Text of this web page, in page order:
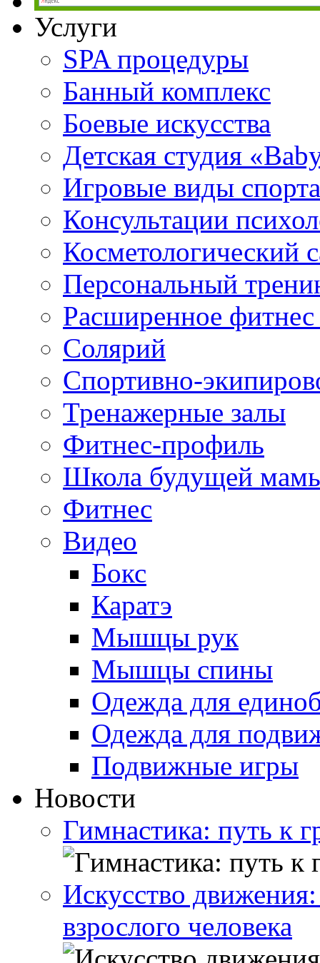
Услуги
SPA процедуры
Банный комплекс
Боевые искусства
Детская студия
Игровые виды спорта
Консультации
Косметологический
Персональный
Расширенное фитнес
Солярий
Спортивно-
Тренажерные залы
Фитнес-профиль
Школа будущей
Фитнес
Видео
Бокс
Каратэ
Мышцы рук
Мышцы спины
Одежда для
Одежда для
Подвижные игры
Новости
Гимнастика: путь к
Искусство
взрослого человека